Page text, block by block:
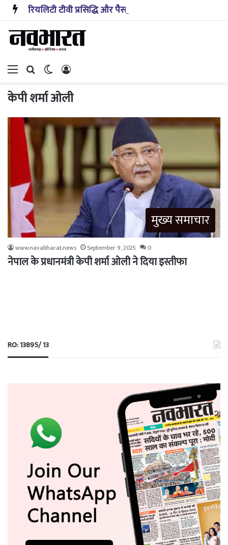
Menu Search forSwitch skin
केपी शर्मा ओली
मुख्य समाचार
www.navabharat.news September 9, 2025 0
नेपाल के प्रधानमंत्री केपी शर्मा ओली ने दिया इस्तीफा
RO: 13895/ 13